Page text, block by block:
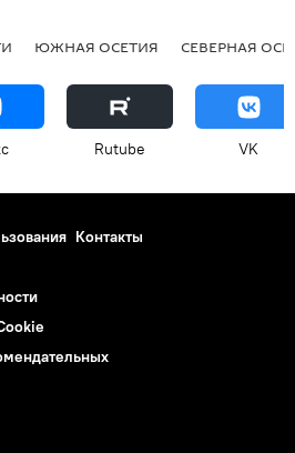
ЮЖНАЯ ОСЕТИЯ СЕВЕРНАЯ
Rutube VK
Контакты